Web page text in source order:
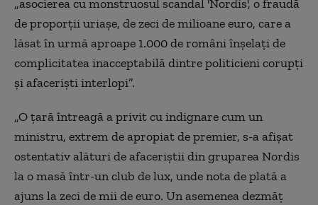
„asocierea cu monstruosul scandal 'Nordis', o fraudă
de proporţii uriaşe, de zeci de milioane euro, care a
lăsat în urmă aproape 1.000 de români înşelaţi de
complicitatea inacceptabilă dintre politicieni corupţi
şi afacerişti interlopi”.
„O ţară întreagă a privit cu indignare cum un
ministru, extrem de apropiat de premier, s-a afişat
ostentativ alături de afaceriştii din gruparea Nordis
la o masă într-un club de lux, unde nota de plată a
ajuns la zeci de mii de euro. Un asemenea dezmăţ